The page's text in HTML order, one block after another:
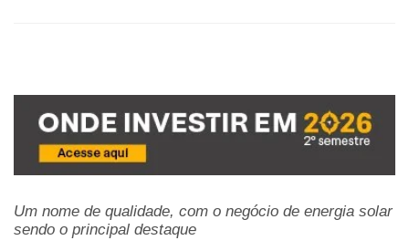
Um nome de qualidade, com o negócio de energia solar
sendo o principal destaque